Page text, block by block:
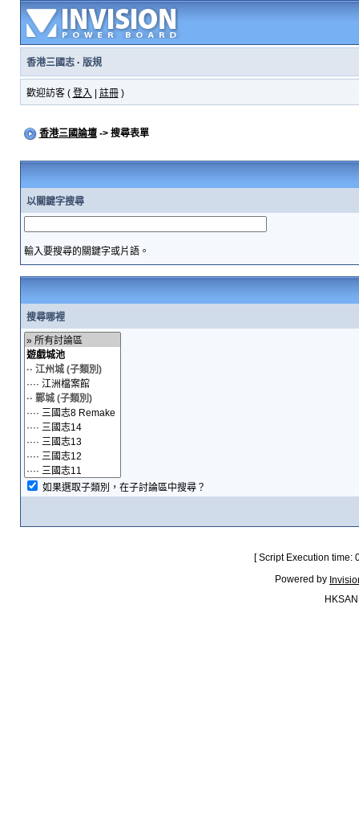
香港三國志· 版規
歡迎訪客 ( 登入 註冊)
香港三國論壇-> 搜尋表單
以關鍵字搜尋
輸入要搜尋的關鍵字或片語。
搜尋哪裡
如果選取子類別，在子討論區中搜尋？
[ Script Execution
Powered by